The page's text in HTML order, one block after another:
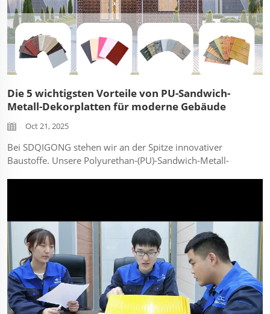
Die 5 wichtigsten Vorteile von PU-Sandwich-
Metall-Dekorplatten für moderne Gebäude
Oct 21, 2025
Bei SDQIGONG stehen wir an der Spitze innovativer
Baustoffe. Unsere Polyurethan-(PU)-Sandwich-Metall-